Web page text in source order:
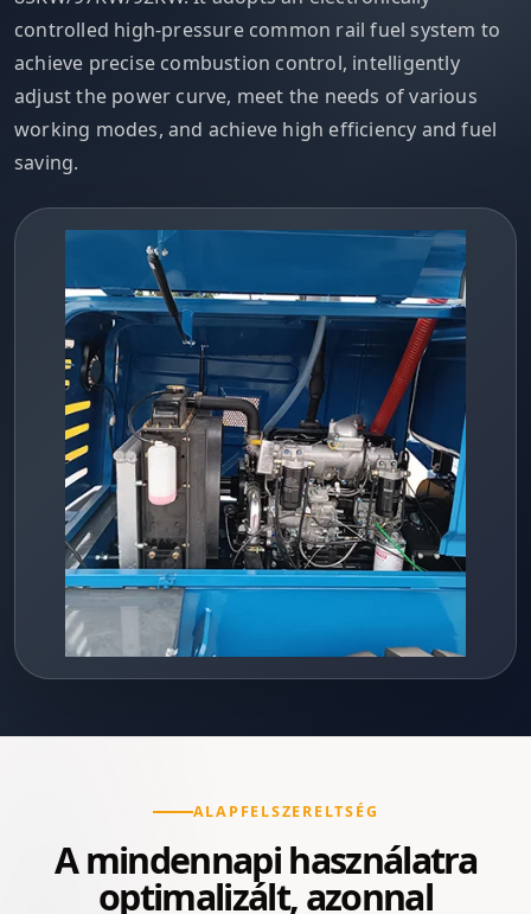
controlled high-pressure common rail fuel system to
achieve precise combustion control, intelligently
adjust the power curve, meet the needs of various
working modes, and achieve high efficiency and fuel
saving.
ALAPFELSZERELTSÉG
A mindennapi használatra
optimalizált, azonnal